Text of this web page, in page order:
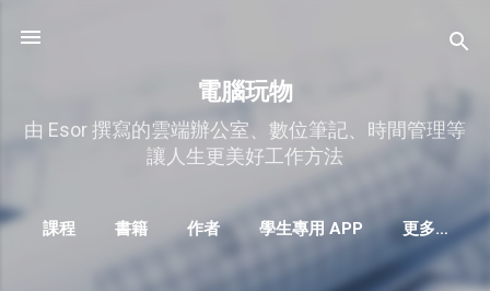
電腦玩物
由 Esor 撰寫的雲端辦公室、數位筆記、時間管理等
讓人生更美好工作方法
課程 書籍 作者 學生專用 APP 更多…